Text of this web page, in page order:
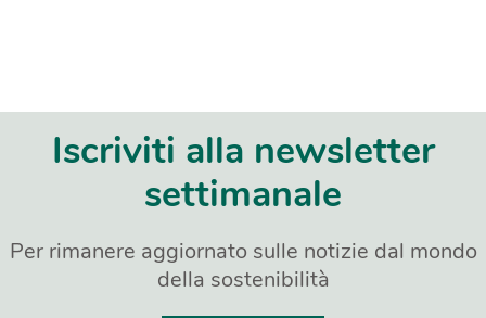
Iscriviti alla newsletter
settimanale
Per rimanere aggiornato sulle notizie dal mondo
della sostenibilità